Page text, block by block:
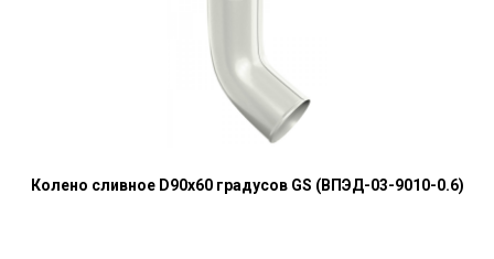
Колено сливное D90х60 градусов GS (ВПЭД-03-9010-0.6)